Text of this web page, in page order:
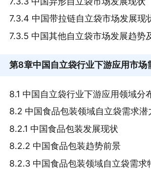
7.3.4 中国带拉链自立袋市场发展现
7.3.5 中国其他自立袋市场发展趋势
第8章中国自立袋行业下游应用市场
8.1 中国自立袋行业下游应用领域分
8.2 中国食品包装领域自立袋需求潜
8.2.1 中国食品包装发展现状
8.2.2 中国食品包装趋势前景
8.2.3 中国食品包装领域自立袋需求